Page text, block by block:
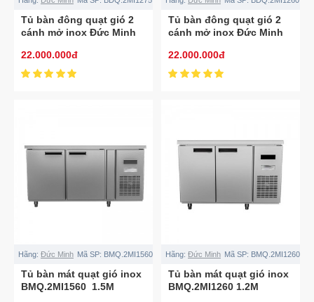
Tủ bàn đông quạt gió 2
cánh mở inox Đức Minh
22.000.000đ
Tủ bàn đông quạt gió 2
cánh mở inox Đức Minh
22.000.000đ
Hãng: Đức Minh Mã SP: BMQ.2MI1560
Tủ bàn mát quạt gió inox
BMQ.2MI1560 1.5M
Hãng: Đức Minh Mã SP: BMQ.2MI1260
Tủ bàn mát quạt gió inox
BMQ.2MI1260 1.2M